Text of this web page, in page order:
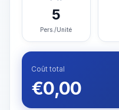
5
Pers./Unité
Coût total
€0,00